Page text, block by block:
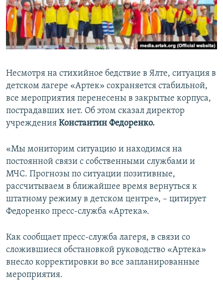
ПОБЕДИТЕЛЕЙ НЕ СУДЯТ?
КРЫМ.НЕПОКОРЕННЫЙ
ELIFBE
ПРИСОЕДИНЯЙТЕСЬ!
Все сайты RFE/RL
Несмотря на стихийное бедствие в Ялте, ситуация в
детском лагере «Артек» сохраняется стабильной,
все мероприятия перенесены в закрытые корпуса,
пострадавших нет. Об этом сказал директор
учреждения Константин Федоренко.
«Мы мониторим ситуацию и находимся на
постоянной связи с собственными службами и
МЧС. Прогнозы по ситуации позитивные,
рассчитываем в ближайшее время вернуться к
штатному режиму в детском центре», – цитирует
Федоренко пресс-служба «Артека».
Как сообщает пресс-служба лагеря, в связи со
сложившиеся обстановкой руководство «Артека»
внесло корректировки во все запланированные
мероприятия.